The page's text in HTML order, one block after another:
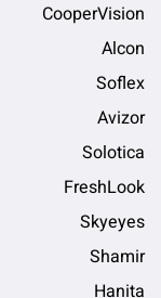
CooperVision
Alcon
Soflex
Avizor
Solotica
FreshLook
Skyeyes
Shamir
Hanita